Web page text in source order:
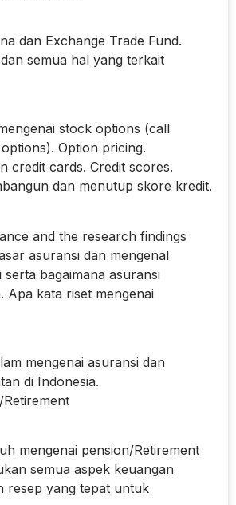
dan Exchange Trade Fund.
semua hal yang terkait
stock options (call
Option pricing.
credit cards. Credit scores.
dan menutup skore kredit.
and the research findings
asuransi dan mengenal
bagaimana asuransi
Apa kata riset mengenai
mengenai asuransi dan
di Indonesia.
mengenai pension/Retirement
semua aspek keuangan
resep yang tepat untuk